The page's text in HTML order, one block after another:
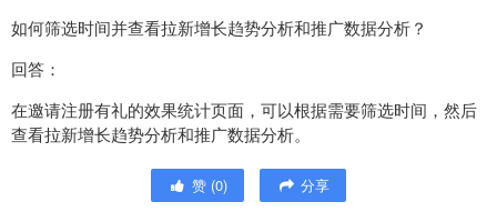
如何筛选时间并查看拉新增长趋势分析和推广数据分析？
回答：
在邀请注册有礼的效果统计页面，可以根据需要筛选时间，然后
查看拉新增长趋势分析和推广数据分析。
赞 (0) 分享